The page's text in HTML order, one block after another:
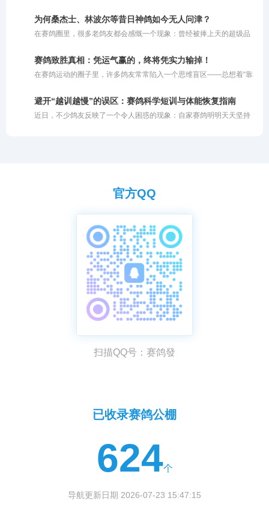
成：一是夏季高温炎热；二是赛鸽的气囊功能尚未完全打开；三是鸽
子之前没有经历过高强度的飞行训练，体能储备不足。
为何桑杰士、林波尔等昔日神鸽如今无人问津？
在赛鸽圈里，很多老鸽友都会感慨一个现象：曾经被捧上天的超级品
不可多得的快速鸽，但是为什么现在没人提了呢？这背后折射出的，
其实是赛鸽市场残酷的商业运作规律。
赛鸽致胜真相：凭运气赢的，终将凭实力输掉！
在赛鸽运动的圈子里，许多鸽友常常陷入一个思维盲区——总想着“靠
金，最终一定会因为自身实力不足而亏出去。简而言之，即便你的鸽
子偶然飞出了好成绩，但如果你自身的养鸽水平和综合实力不够，很
容易在后续的比赛中赔回去。一味依赖运气去打比赛，注定无法在这
避开“越训越慢”的误区：赛鸽科学短训与体能恢复指南
近日，不少鸽友反映了一个令人困惑的现象：自家赛鸽明明天天坚持
官方QQ
扫描QQ号：赛鸽發
已收录赛鸽公棚
624个
导航更新日期 2026-07-23 15:47:15